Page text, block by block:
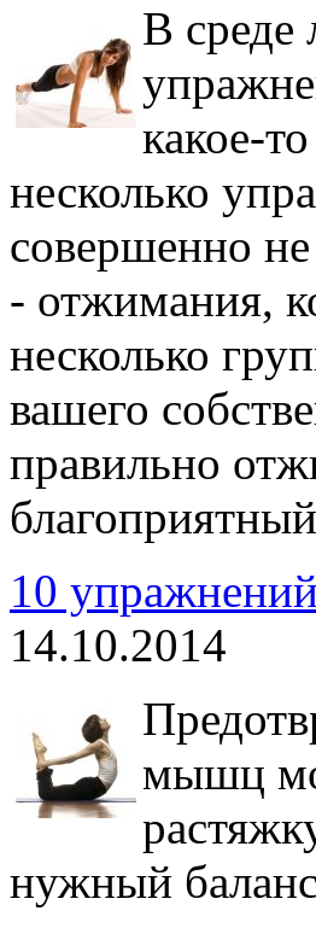
В среде
какое-
несколько
совершенно
- отжимания,
несколько
вашего
правильно
10
14.10.2014
мышц
нужный